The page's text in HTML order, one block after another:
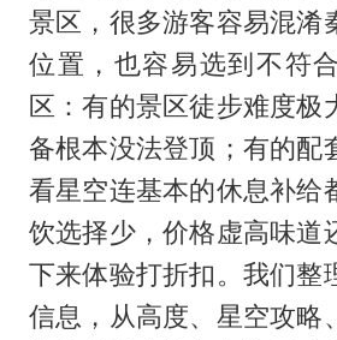
景区，很多游客容易混淆
位置，也容易选到不符
区：有的景区徒步难度极
备根本没法登顶；有的配
看星空连基本的休息补给
饮选择少，价格虚高味道
下来体验打折扣。我们整
信息，从高度、星空攻略